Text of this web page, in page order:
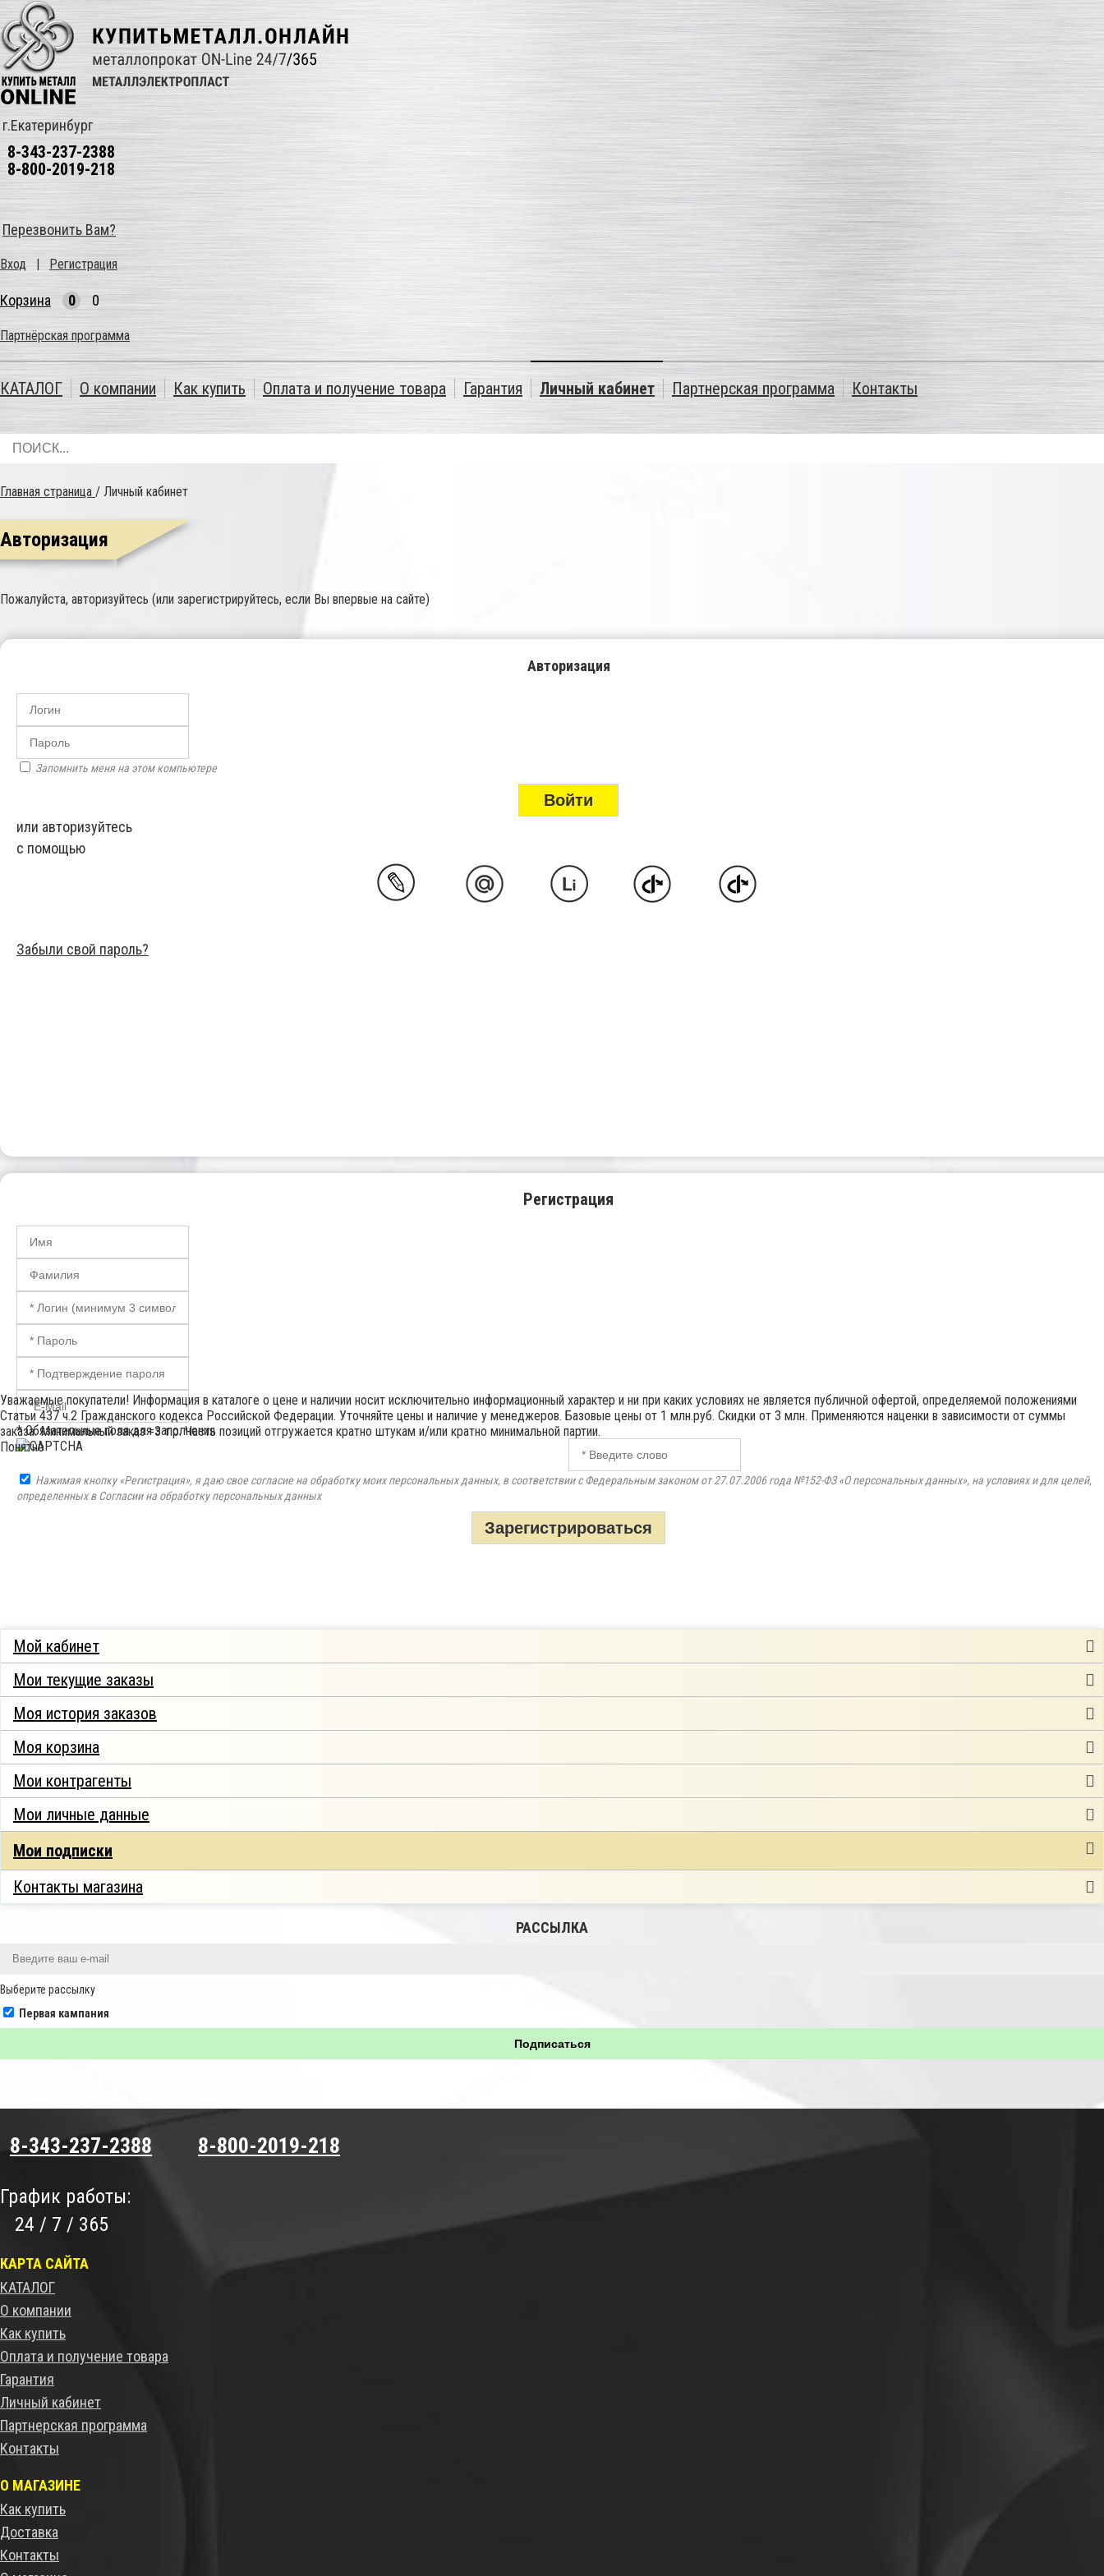
г.Екатеринбург
8-343-237-2388
8-800-2019-218
Перезвонить Вам?
Вход | Регистрация
Корзина 0 0
Партнёрская программа
КАТАЛОГ О компании Как купить Оплата и получение товара Гарантия Личный кабинет Партнерская программа Контакты
Главная страница / Личный кабинет
Авторизация
Пожалуйста, авторизуйтесь (или зарегистрируйтесь, если Вы впервые на сайте)
Авторизация
Запомнить меня на этом компьютере
или авторизуйтесь
с помощью
Забыли свой пароль?
Регистрация
* Обязательные поля для заполнения
Нажимая кнопку «Регистрация», я даю свое согласие на обработку моих персональных данных, в соответствии с Федеральным законом от 27.07.2006 года №152-ФЗ «О персональных данных», на условиях и для целей,
определенных в Согласии на обработку персональных данных
Мой кабинет
Мои текущие заказы
Моя история заказов
Моя корзина
Мои контрагенты
Мои личные данные
Мои подписки
Контакты магазина
РАССЫЛКА
Выберите рассылку
Первая кампания
Подписаться
8-343-237-2388 8-800-2019-218
График работы:
24 / 7 / 365
КАРТА САЙТА
КАТАЛОГ
О компании
Как купить
Оплата и получение товара
Гарантия
Личный кабинет
Партнерская программа
Контакты
О МАГАЗИНЕ
Как купить
Доставка
Контакты
Уважаемые покупатели! Информация в каталоге о цене и наличии носит исключительно информационный характер и ни при каких условиях не является публичной офертой, определяемой положениями
Статьи 437 ч.2 Гражданского кодекса Российской Федерации. Уточняйте цены и наличие у менеджеров. Базовые цены от 1 млн.руб. Скидки от 3 млн. Применяются наценки в зависимости от суммы
заказа. Минимальный заказ =3 т.р. Часть позиций отгружается кратно штукам и/или кратно минимальной партии.
Понятно